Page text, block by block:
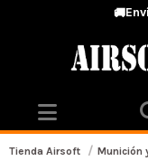
🚚
Tienda Airsoft Munición